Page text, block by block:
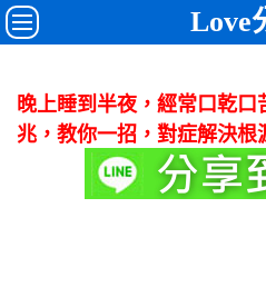
Love
晚上睡到半夜，經常口乾口
兆，教你一招，對症解決根